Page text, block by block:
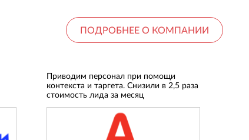
ПОДРОБНЕЕ О КОМПАНИИ
Приводим персонал при помощи
контекста и таргета. Снизили в 2,5 раза
стоимость лида за месяц